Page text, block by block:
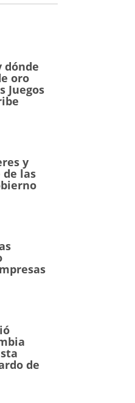
dónde
oro
Juegos
y
de las
de